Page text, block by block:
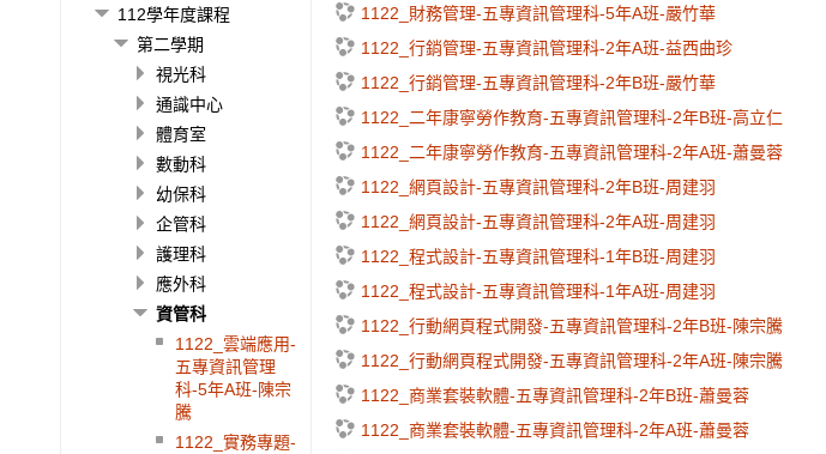
1122_財務管理-五專資訊管理科-5年A班-嚴竹華
1122_行銷管理-五專資訊管理科-2年A班-益西曲珍
1122_行銷管理-五專資訊管理科-2年B班-嚴竹華
1122_二年康寧勞作教育-五專資訊管理科-2年B班-高立仁
1122_二年康寧勞作教育-五專資訊管理科-2年A班-蕭曼蓉
1122_網頁設計-五專資訊管理科-2年B班-周建羽
1122_網頁設計-五專資訊管理科-2年A班-周建羽
1122_程式設計-五專資訊管理科-1年B班-周建羽
1122_程式設計-五專資訊管理科-1年A班-周建羽
1122_行動網頁程式開發-五專資訊管理科-2年B班-陳宗騰
1122_行動網頁程式開發-五專資訊管理科-2年A班-陳宗騰
1122_商業套裝軟體-五專資訊管理科-2年B班-蕭曼蓉
1122_商業套裝軟體-五專資訊管理科-2年A班-蕭曼蓉
112學年度課程
第二學期
視光科
通識中心
體育室
數動科
幼保科
企管科
護理科
應外科
資管科
1122_雲端應用-
五專資訊管理
科-5年A班-陳宗
騰
1122_實務專題-